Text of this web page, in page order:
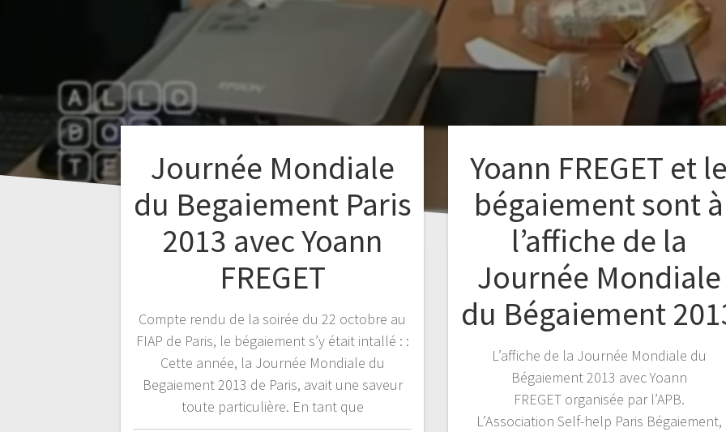
Journée Mondiale
du Begaiement Paris
2013 avec Yoann
FREGET
Compte rendu de la soirée du 22 octobre au
FIAP de Paris, le bégaiement s’y était intallé : :
Cette année, la Journée Mondiale du
Begaiement 2013 de Paris, avait une saveur
toute particulière. En tant que
Yoann FREGET et
bégaiement sont à
l’affiche de la
Journée Mondiale
du Bégaiement
L’affiche de la Journée Mondiale du
Bégaiement 2013 avec Yoann
FREGET organisée par l’APB.
L’Association Self-help Paris Bégaiement,